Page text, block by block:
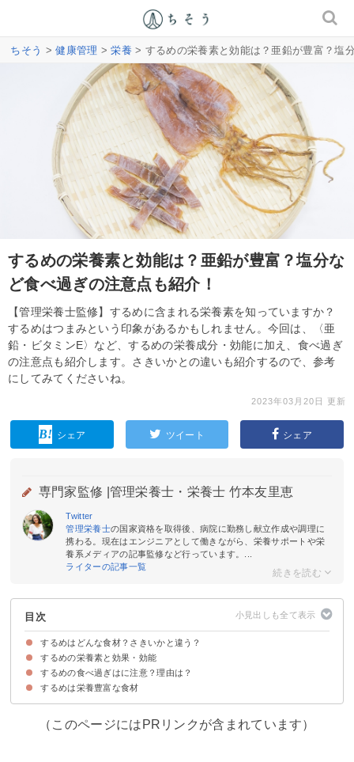
ちそう >健康管理 >栄養 > するめの栄養素と効能は？亜鉛が豊富？塩
するめの栄養素と効能は？亜鉛が豊富？塩分な
ど食べ過ぎの注意点も紹介！
【管理栄養士監修】するめに含まれる栄養素を知っていますか？
するめはつまみという印象があるかもしれません。今回は、〈亜
鉛・ビタミンE〉など、するめの栄養成分・効能に加え、食べ過ぎ
の注意点も紹介します。さきいかとの違いも紹介するので、参考
にしてみてくださいね。
2023年03月20日 更新
シェア ツイート シェア
専門家監修 | 管理栄養士・栄養士 竹本友里恵
Twitter
管理栄養士の国家資格を取得後、病院に勤務し献立作成や調理に
携わる。現在はエンジニアとして働きながら、栄養サポートや栄
養系メディアの記事監修など行っています。...
ライターの記事一覧
目次
するめはどんな食材？さきいかと違う？
「するめ」と「さきいか」の違い
するめの栄養素と効果・効能
①ビタミンE
②カリウム
③亜鉛
④ナイアシン
⑤タンパク質
⑥マグネシウム
⑦DHA（ドコサヘキサエン）
⑧タウリン
するめの食べ過ぎはに注意？理由は？
①塩分の過剰摂取
②消化が悪いため下痢・便秘を起こす
するめは栄養豊富な食材
（このページにはPRリンクが含まれています）